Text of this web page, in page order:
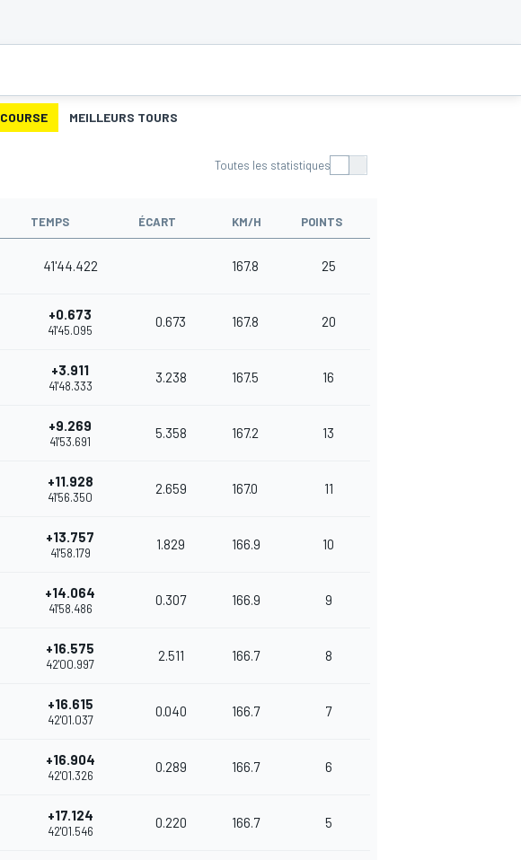
COURSE MEILLEURS TOURS
Toutes les statistiques
TEMPS ÉCART KM/H POINTS
41'44.422 167.8 25
+0.673
41'45.095
0.673 167.8 20
+3.911
41'48.333
3.238 167.5 16
+9.269
41'53.691
5.358 167.2 13
+11.928
41'56.350
2.659 167.0 11
+13.757
41'58.179
1.829 166.9 10
+14.064
41'58.486
0.307 166.9 9
+16.575
42'00.997
2.511 166.7 8
+16.615
42'01.037
0.040 166.7 7
+16.904
42'01.326
0.289 166.7 6
+17.124
42'01.546
0.220 166.7 5